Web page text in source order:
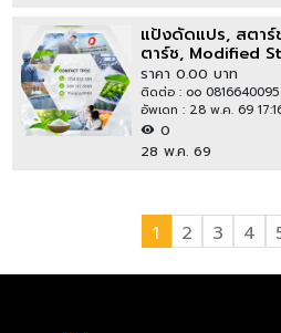
แป้งดัดแปร, สตา
ตาร์ช, Modified
แป้งโมดิฟายด์
ราคา 0.00 บาท
ติดต่อ : oo 0816640095
อัพเดท : 28 พ.ค. 69
0
28 พ.ค. 69
1 2 3 4